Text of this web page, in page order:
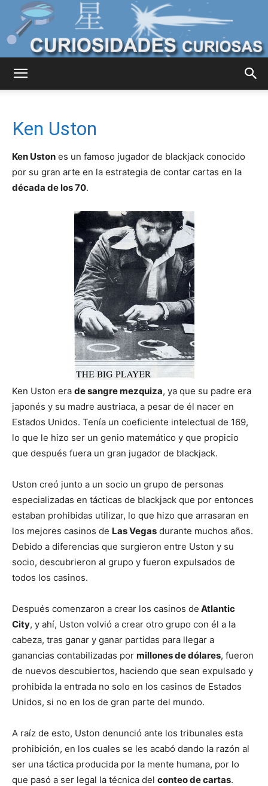
Mundo
Ken Uston
Ken Uston es un famoso jugador de blackjack conocido
por su gran arte en la estrategia de contar cartas en la
década de los 70.
Ken Uston era de sangre mezquiza, ya que su padre era
japonés y su madre austriaca, a pesar de él nacer en
Estados Unidos. Tenía un coeficiente intelectual de 169,
lo que le hizo ser un genio matemático y que propicio
que después fuera un gran jugador de blackjack.
Uston creó junto a un socio un grupo de personas
especializadas en tácticas de blackjack que por entonces
estaban prohibidas utilizar, lo que hizo que arrasaran en
los mejores casinos de Las Vegas durante muchos años.
Debido a diferencias que surgieron entre Uston y su
socio, descubrieron al grupo y fueron expulsados de
todos los casinos.
Después comenzaron a crear los casinos de Atlantic
City, y ahí, Uston volvió a crear otro grupo con él a la
cabeza, tras ganar y ganar partidas para llegar a
ganancias contabilizadas por millones de dólares, fueron
de nuevos descubiertos, haciendo que sean expulsado y
prohibida la entrada no solo en los casinos de Estados
Unidos, si no en los de gran parte del mundo.
A raíz de esto, Uston denunció ante los tribunales esta
prohibición, en los cuales se les acabó dando la razón al
ser una táctica producida por la mente humana, por lo
que pasó a ser legal la técnica del conteo de cartas.